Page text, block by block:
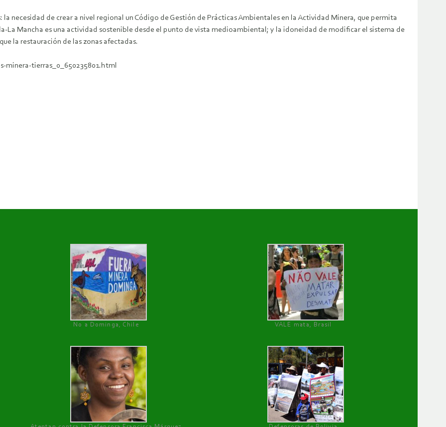
necesidad de crear a nivel regional un Código de Gestión de Prácticas Ambientales en la Actividad Minera, que permita
La Mancha es una actividad sostenible desde el punto de vista medioambiental; y la idoneidad de modificar el sistema de
la restauración de las zonas afectadas.
tierras_0_650235801.html
No a Dominga, Chile
VALE mata, Brasil